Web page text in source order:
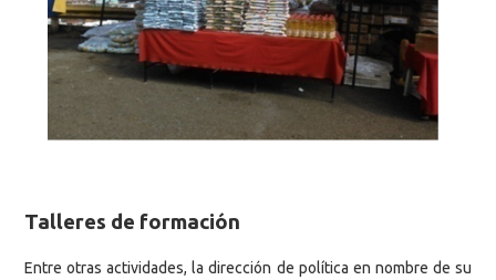
Talleres de formación
Entre otras actividades, la dirección de política en nombre de su